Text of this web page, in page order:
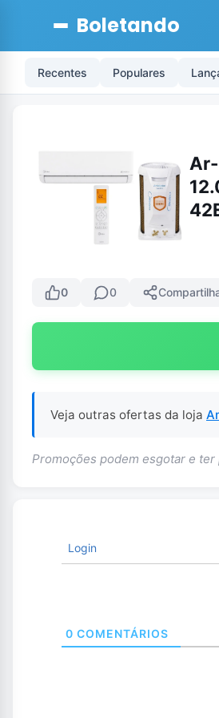
Boletando
Recentes Populares
0 0
Veja outras ofertas da loja
Promoções podem esgotar e
Login
0 COMENTÁRIOS